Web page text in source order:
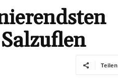
Teilen